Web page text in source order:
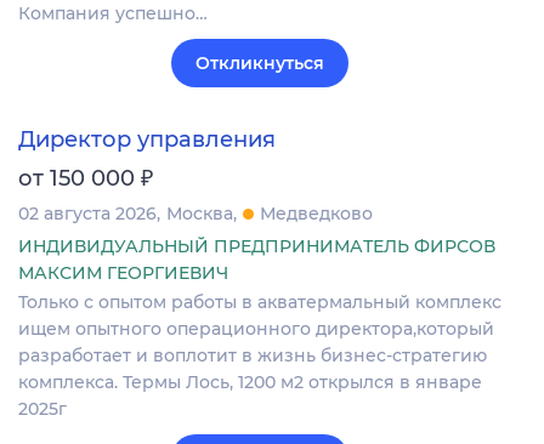
Компания успешно…
Откликнуться
Директор управления
от 150 000 ₽
02 августа 2026 Москва
Медведково
ИНДИВИДУАЛЬНЫЙ ПРЕДПРИНИМАТЕЛЬ ФИРСОВ
МАКСИМ ГЕОРГИЕВИЧ
Только с опытом работы в акватермальный комплекс
ищем опытного операционного директора,который
разработает и воплотит в жизнь бизнес-стратегию
комплекса. Термы Лось, 1200 м2 открылся в январе
2025г